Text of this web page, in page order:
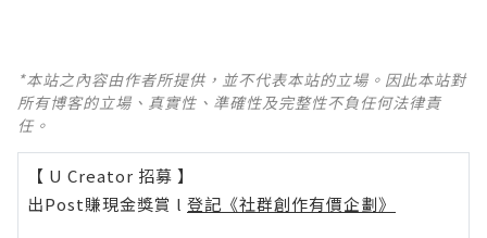
*本站之內容由作者所提供，並不代表本站的立場。因此本站對
所有博客的立場、真實性、準確性及完整性不負任何法律責
任。
【 U Creator 招募 】
出Post賺現金獎賞 l 登記《社群創作有價企劃》